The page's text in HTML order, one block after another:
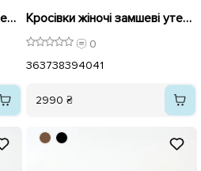
Кросівки жіночі замшеві утеплені 596020 Сірі Кросівки жіночі замшеві утеплені 596019 Шоколад
0
363738394041
2990 ₴